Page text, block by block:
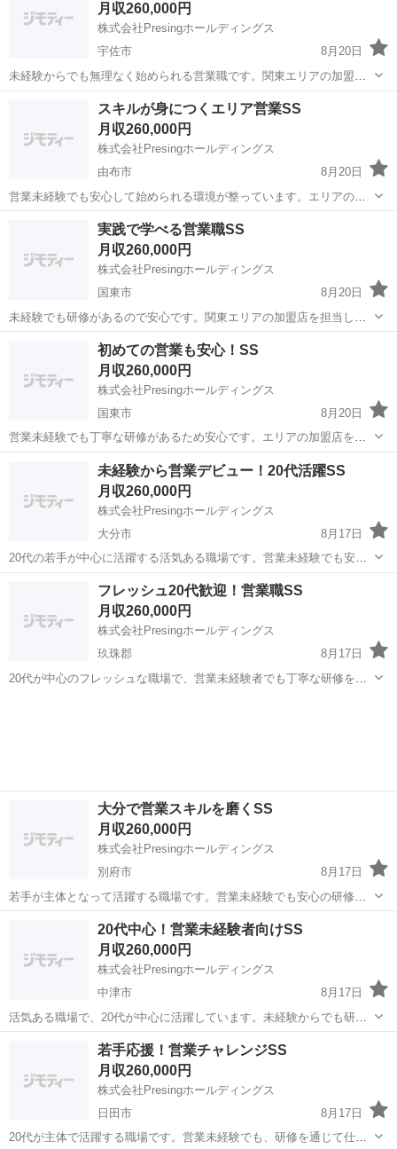
月収260,000円
株式会社Presingホールディングス
宇佐市
8月20日
未経験からでも無理なく始められる営業職です。関東エリアの加盟店
を訪問し、提案やフォローを行うことで、実践的な営業力やコミュニ
ケーション力、課題解決力を磨くことができます。研修制度が整って
おり、先輩社員がサポートしてくれるため...
スキルが身につくエリア営業SS
月収260,000円
株式会社Presingホールディングス
由布市
8月20日
営業未経験でも安心して始められる環境が整っています。エリアの加
盟店を担当し、訪問や提案、フォロー業務を通じて営業力・交渉力・
提案力・課題解決力を身につけることができます。研修制度やサポー
ト体制がしっかりしているため、初めての...
由布市 営業 未経験
実践で学べる営業職SS
月収260,000円
株式会社Presingホールディングス
国東市
8月20日
未経験でも研修があるので安心です。関東エリアの加盟店を担当し、
訪問営業やフォロー業務を通して、営業力・提案力・交渉力・課題解
決力を着実に身につけられます。 【仕事内容】 ・新規加盟店開拓 ・
既存店舗フォロー ★研修制...
国東市 営業 未経験
初めての営業も安心！SS
月収260,000円
株式会社Presingホールディングス
国東市
8月20日
営業未経験でも丁寧な研修があるため安心です。エリアの加盟店を訪
問し、提案やフォロー業務を通じて、営業スキルやコミュニケーショ
ン力を身につけられます。 【仕事内容】 ・加盟店新規開拓 ・既存店
舗フォロー ★研修制度あり...
営業 未経験
未経験から営業デビュー！20代活躍SS
月収260,000円
株式会社Presingホールディングス
大分市
8月17日
20代の若手が中心に活躍する活気ある職場です。営業未経験でも安心
の研修制度があり、フードデリバリー加盟店への提案やフォローを通
して、実践的な営業スキルを身につけられます。毎日成長を実感でき
ます。 【仕事内容】 ・加盟店新...
未経験
フレッシュ20代歓迎！営業職SS
月収260,000円
株式会社Presingホールディングス
玖珠郡
8月17日
20代が中心のフレッシュな職場で、営業未経験者でも丁寧な研修を受
大分で営業スキルを磨くSS
月収260,000円
株式会社Presingホールディングス
別府市
8月17日
若手が主体となって活躍する職場です。営業未経験でも安心の研修制
度があり、加盟店への営業やフォローを通して、ゼロから営業力を身
につけられます。 【仕事内容】 ・加盟店新規開拓 ・既存店舗フォロ
ー ★研修制度完備 身に...
営業 未経験
20代中心！営業未経験者向けSS
月収260,000円
株式会社Presingホールディングス
中津市
8月17日
活気ある職場で、20代が中心に活躍しています。未経験からでも研修
を受けながら実践的な営業スキルを習得できる環境です。成果を出す
喜びを味わえます。 【仕事内容】 ・加盟店新規開拓 ・既存店舗フォ
ロー ★未経験者研修あり...
営業 未経験
若手応援！営業チャレンジSS
月収260,000円
株式会社Presingホールディングス
日田市
8月17日
20代が主体で活躍する職場です。営業未経験でも、研修を通じて仕事